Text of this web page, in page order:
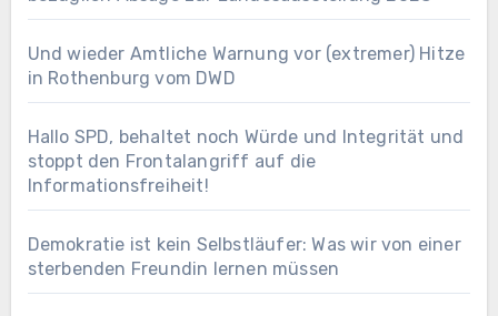
Und wieder Amtliche Warnung vor (extremer) Hitze
in Rothenburg vom DWD
Hallo SPD, behaltet noch Würde und Integrität und
stoppt den Frontalangriff auf die
Informationsfreiheit!
Demokratie ist kein Selbstläufer: Was wir von einer
sterbenden Freundin lernen müssen